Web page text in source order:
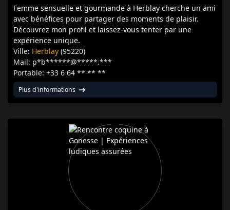
Femme sensuelle et gourmande à Herblay cherche un ami
avec bénéfices pour partager des moments de plaisir.
Découvrez mon profil et laissez-vous tenter par une
expérience unique.
Ville: Herblay (95220)
Mail: p*b******@*****.***
Portable: +33 6 64 ** ** **
Plus d'informations